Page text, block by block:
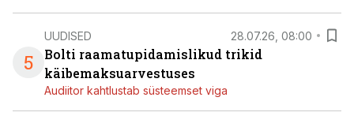
5
UUDISED 28.07.26, 08:00
Bolti raamatupidamislikud trikid
käibemaksuarvestuses
Audiitor kahtlustab süsteemset viga